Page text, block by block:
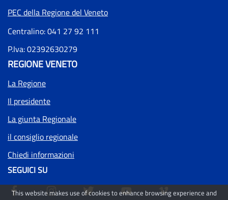
PEC della Regione del Veneto
Centralino: 041 27 92 111
P.Iva: 02392630279
REGIONE VENETO
La Regione
Il presidente
La giunta Regionale
il consiglio regionale
Chiedi informazioni
SEGUICI SU
This website makes use of cookies to enhance browsing experience and